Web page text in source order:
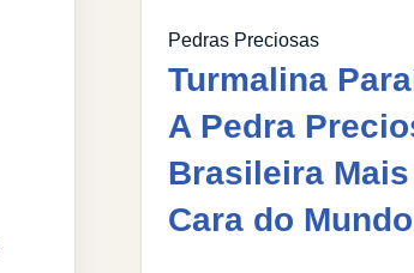
Pedras Preciosas
Turmalina
A Pedra
Brasileira Mais
Cara do Mundo